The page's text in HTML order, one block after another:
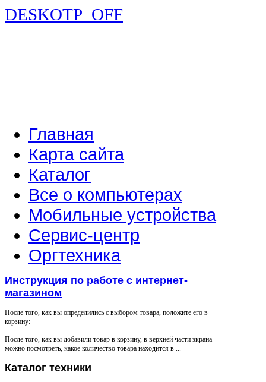
DESKOTP_OFF
Главная
Карта сайта
Каталог
Все о компьютерах
Мобильные устройства
Сервис-центр
Оргтехника
Инструкция по работе с интернет-
магазином
После того, как вы определились с выбором товара, положите его в
корзину:
После того, как вы добавили товар в корзину, в верхней части экрана
можно посмотреть, какое количество товара находится в ...
Каталог техники